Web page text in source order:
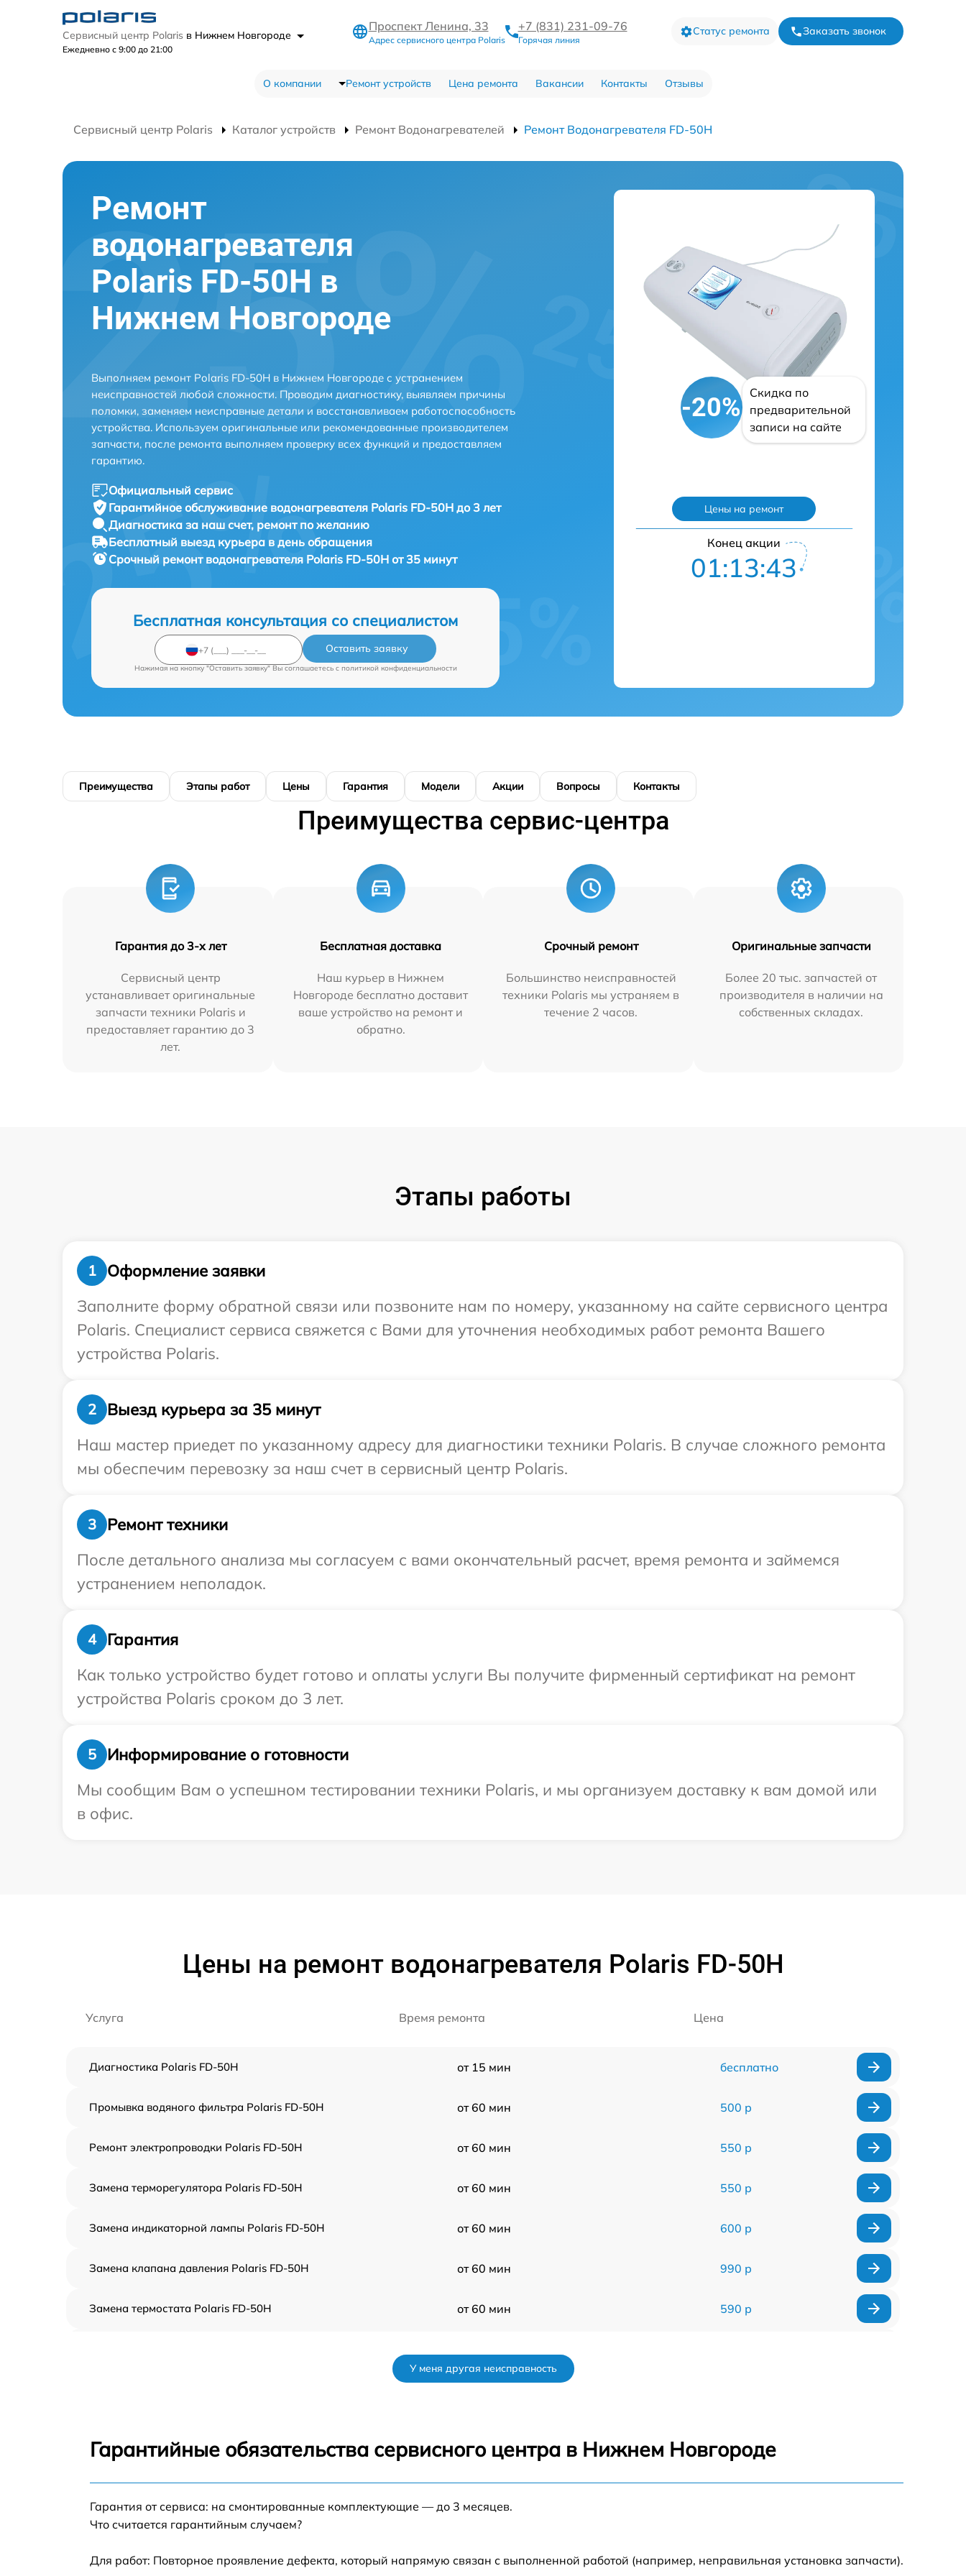
Сервисный центр Polaris в Нижнем Новгороде
Ежедневно с 9:00 до 21:00
Проспект Ленина, 33
Адрес сервисного центра Polaris
+7 (831) 231-09-76
Горячая линия
Статус ремонта Заказать звонок
О компании Ремонт устройств Цена ремонта Вакансии Контакты Отзывы
Сервисный центр Polaris Каталог устройств Ремонт Водонагревателей Ремонт Водонагревателя FD-50H
Ремонт
водонагревателя
Polaris FD-50H в
Нижнем Новгороде
Выполняем ремонт Polaris FD-50H в Нижнем Новгороде с устранением
неисправностей любой сложности. Проводим диагностику, выявляем причины
поломки, заменяем неисправные детали и восстанавливаем работоспособность
устройства. Используем оригинальные или рекомендованные производителем
запчасти, после ремонта выполняем проверку всех функций и предоставляем
гарантию.
Официальный сервис
Гарантийное обслуживание водонагревателя Polaris FD-50H до 3 лет
Диагностика за наш счет, ремонт по желанию
Бесплатный выезд курьера в день обращения
Срочный ремонт водонагревателя Polaris FD-50H от 35 минут
Бесплатная консультация со специалистом
Оставить заявку
Нажимая на кнопку "Оставить заявку" Вы соглашаетесь c политикой конфиденциальности
-20%
Скидка по
предварительной
записи на сайте
Цены на ремонт
Конец акции
01:13:42
Преимущества Этапы работ Цены Гарантия Модели Акции Вопросы Контакты
Преимущества сервис-центра
Гарантия до 3-х лет
Сервисный центр
устанавливает оригинальные
запчасти техники Polaris и
предоставляет гарантию до 3
лет.
Бесплатная доставка
Наш курьер в Нижнем
Новгороде бесплатно доставит
ваше устройство на ремонт и
обратно.
Срочный ремонт
Большинство неисправностей
техники Polaris мы устраняем в
течение 2 часов.
Оригинальные запчасти
Более 20 тыс. запчастей от
производителя в наличии на
собственных складах.
Этапы работы
1
Оформление заявки
Заполните форму обратной связи или позвоните нам по номеру, указанному на сайте сервисного центра
Polaris. Специалист сервиса свяжется с Вами для уточнения необходимых работ ремонта Вашего
устройства Polaris.
2
Выезд курьера за 35 минут
Наш мастер приедет по указанному адресу для диагностики техники Polaris. В случае сложного ремонта
мы обеспечим перевозку за наш счет в сервисный центр Polaris.
3
Ремонт техники
После детального анализа мы согласуем с вами окончательный расчет, время ремонта и займемся
устранением неполадок.
4
Гарантия
Как только устройство будет готово и оплаты услуги Вы получите фирменный сертификат на ремонт
устройства Polaris сроком до 3 лет.
5
Информирование о готовности
Мы сообщим Вам о успешном тестировании техники Polaris, и мы организуем доставку к вам домой или
в офис.
Цены на ремонт водонагревателя Polaris FD-50H
Услуга Время ремонта Цена
Диагностика Polaris FD-50H от 15 мин бесплатно
Промывка водяного фильтра Polaris FD-50H от 60 мин 500 р
Ремонт электропроводки Polaris FD-50H от 60 мин 550 р
Замена терморегулятора Polaris FD-50H от 60 мин 550 р
Замена индикаторной лампы Polaris FD-50H от 60 мин 600 р
Замена клапана давления Polaris FD-50H от 60 мин 990 р
Замена термостата Polaris FD-50H от 60 мин 590 р
Ремонт/замена датчика температуры Polaris
Замена прокладки Polaris FD-50H от 60 мин
У меня другая неисправность
Гарантийные обязательства сервисного центра в Нижнем Новгороде
Гарантия от сервиса: на смонтированные комплектующие — до 3 месяцев.
Что считается гарантийным случаем?
Для работ: Повторное проявление дефекта, который напрямую связан с выполненной работой (например, неправильная установка запчасти).